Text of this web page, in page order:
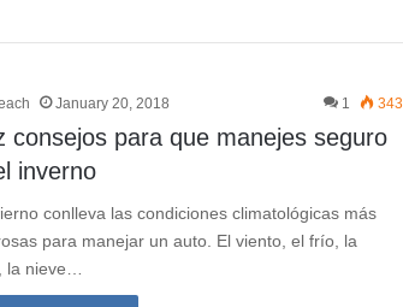
January 20, 2018 1 343
consejos para que manejes seguro
inverno
conlleva las condiciones climatológicas más
para manejar un auto. El viento, el frío, la
la nieve…